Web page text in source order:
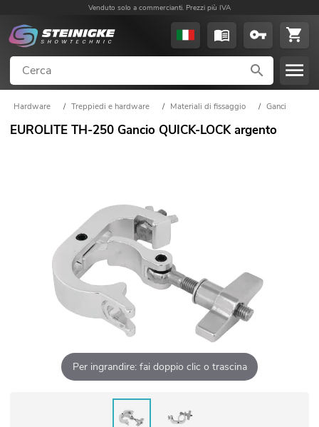
Venduto solo a commercianti. Prezzi più IVA
Hardware / Treppiedi e hardware / Materiali di fissaggio / Ganci
EUROLITE TH-250 Gancio QUICK-LOCK argento
Per ingrandire: fai doppio clic o trascina